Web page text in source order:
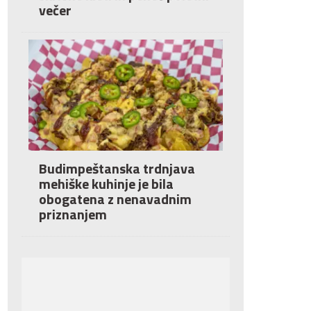
večer
Budimpeštanska trdnjava
mehiške kuhinje je bila
obogatena z nenavadnim
priznanjem